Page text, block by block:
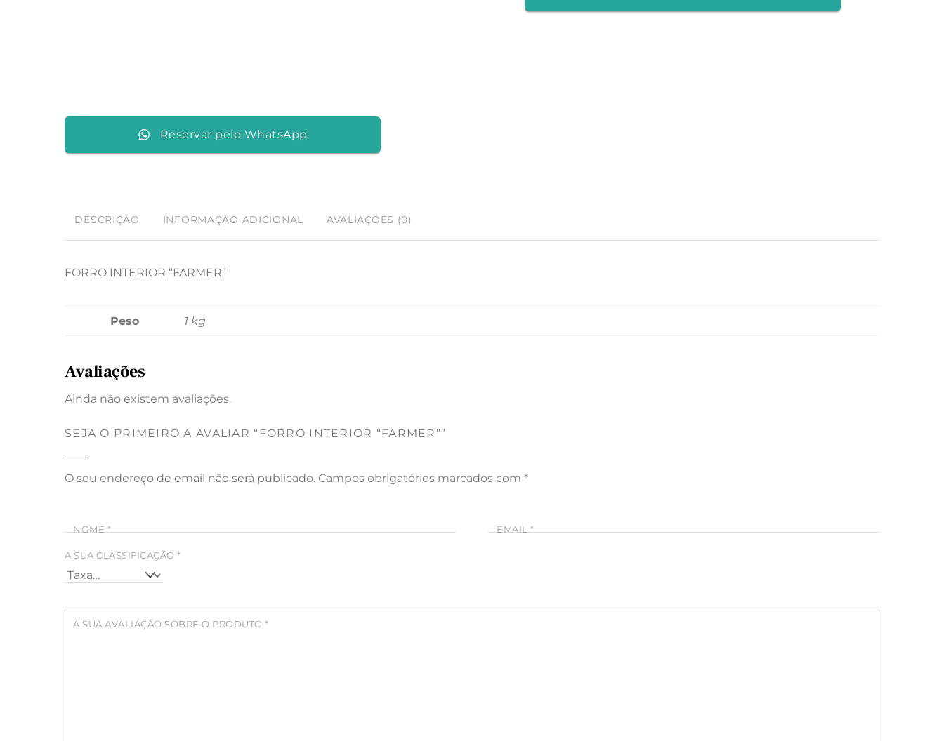
Reservar pelo WhatsApp
DESCRIÇÃO INFORMAÇÃO ADICIONAL AVALIAÇÕES (0)
FORRO INTERIOR “FARMER”
Peso 1 kg
Avaliações
Ainda não existem avaliações.
SEJA O PRIMEIRO A AVALIAR “FORRO INTERIOR “FARMER””
O seu endereço de email não será publicado. Campos obrigatórios marcados com *
NOME * EMAIL*
A SUA CLASSIFICAÇÃO*
A SUA AVALIAÇÃO SOBRE O PRODUTO*